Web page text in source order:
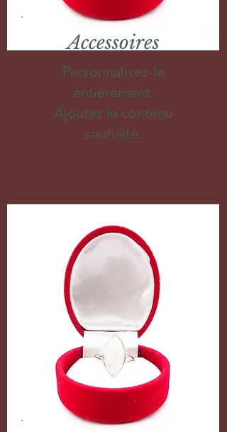
Accessoires
Personnalisez-le
entièrement.
Ajoutez le contenu
souhaité.